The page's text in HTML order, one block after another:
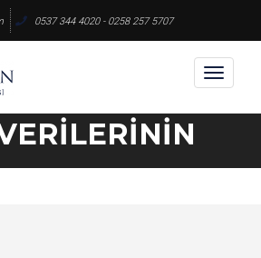
0537 344 4020 - 0258 257 5707
Toggle